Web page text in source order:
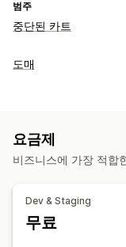
범주
중단된 카트
카트 복구
도매
요금제
비즈니스에 가장 적합
Dev & Staging
무료